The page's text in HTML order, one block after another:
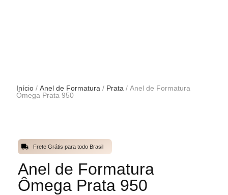
Início / Anel de Formatura / Prata / Anel de Formatura
Ômega Prata 950
Frete Grátis para todo Brasil
Anel de Formatura
Ômega Prata 950